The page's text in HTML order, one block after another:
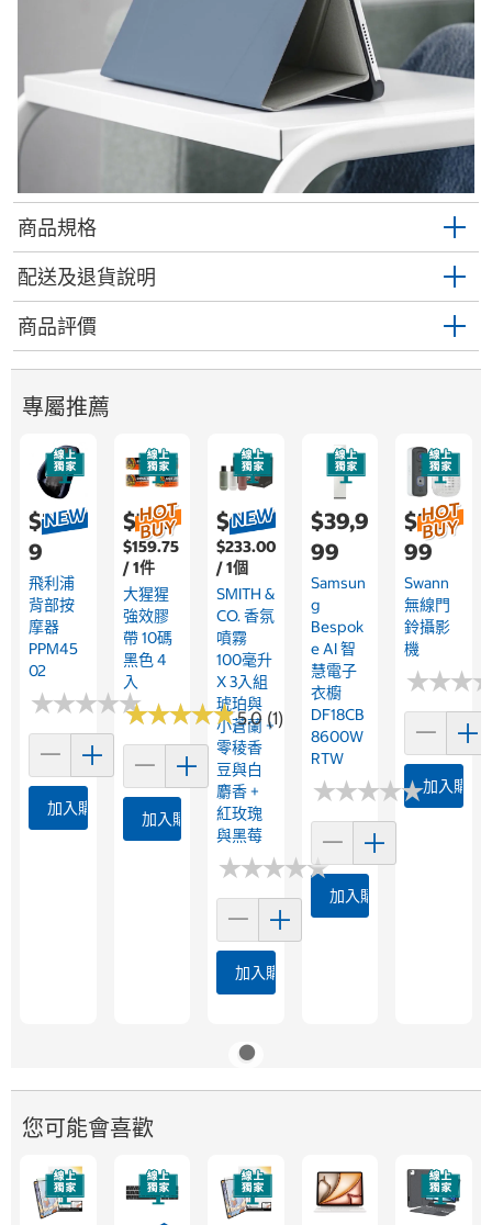
商品規格
配送及退貨說明
商品評價
專屬推薦
$3,89
9
飛利浦
背部按
摩器
PPM45
02
★★★★★
★★★★★
加入購物車
$799
$159.75
/ 1件
大猩猩
強效膠
帶 10碼
黑色 4
入
★★★★★
★★★★★5.0 (1)
加入購物車
$699
$233.00
/ 1個
SMITH &
CO. 香氛
噴霧
100毫升
X 3入組
琥珀與
小蒼蘭 +
零稜香
豆與白
麝香 +
紅玫瑰
與黑莓
★★★★★
★★★★★
加入購物車
$39,9
99
Samsun
G
Bespok
E AI 智
慧電子
衣櫥
DF18CB
8600W
RTW
★★★★★
★★★★★
加入購物車
$2,9
99
Swann
無線門
鈴攝影
機
★★★
★★★
加入購物
您可能會喜歡